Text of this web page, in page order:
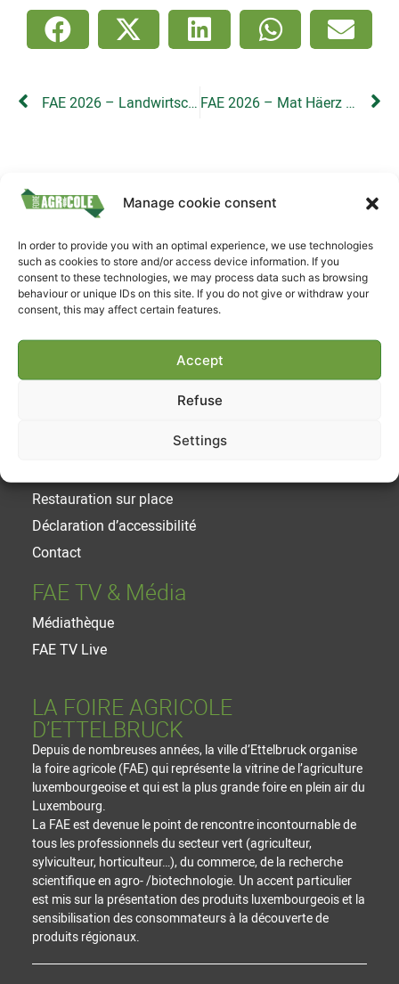
Manage cookie consent
In order to provide you with an optimal experience, we use technologies
such as cookies to store and/or access device information. If you
consent to these technologies, we may process data such as browsing
behaviour or unique IDs on this site. If you do not give or withdraw your
consent, this may affect certain features.
Accept
Refuse
Settings
FAE 2026 – Landwirtschaft léieren: Zukunft, Technik a Verantwortung FAE 2026 – Mat Häerz a Séil bei de Kéi
Suivez-nous
Liens utiles
Restauration sur place
Déclaration d’accessibilité
Contact
FAE TV & Média
Médiathèque
FAE TV Live
LA FOIRE AGRICOLE
D’ETTELBRUCK
Depuis de nombreuses années, la ville d’Ettelbruck organise
la foire agricole (FAE) qui représente la vitrine de l’agriculture
luxembourgeoise et qui est la plus grande foire en plein air du
Luxembourg.
La FAE est devenue le point de rencontre incontournable de
tous les professionnels du secteur vert (agriculteur,
sylviculteur, horticulteur…), du commerce, de la recherche
scientifique en agro- /biotechnologie. Un accent particulier
est mis sur la présentation des produits luxembourgeois et la
sensibilisation des consommateurs à la découverte de
produits régionaux.